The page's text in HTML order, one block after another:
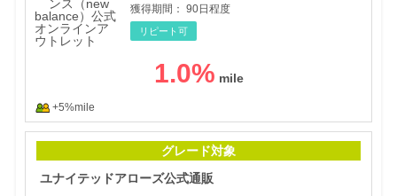
獲得期間： 90日程度
リピート可
1.0%
+5%mile
グレード対象
ユナイテッドアローズ公式通販